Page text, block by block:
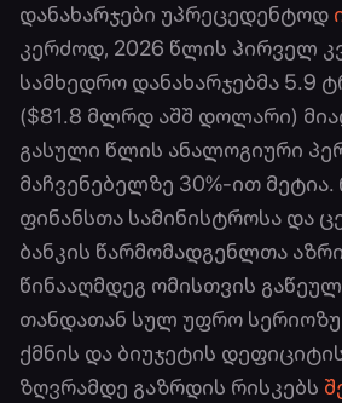
დანახარჯები უპრეცედენტოდ
კერძოდ, 2026 წლის პირველ
სამხედრო დანახარჯებმა 5.9
($81.8 მლრდ აშშ დოლარი)
გასული წლის ანალოგიური
მაჩვენებელზე 30%-ით მეტია.
ფინანსთა სამინისტროსა და
ბანკის წარმომადგენლთა
წინააღმდეგ ომისთვის
თანდათან სულ უფრო
ქმნის და ბიუჯეტის
ზღვრამდე გაზრდის რისკებს